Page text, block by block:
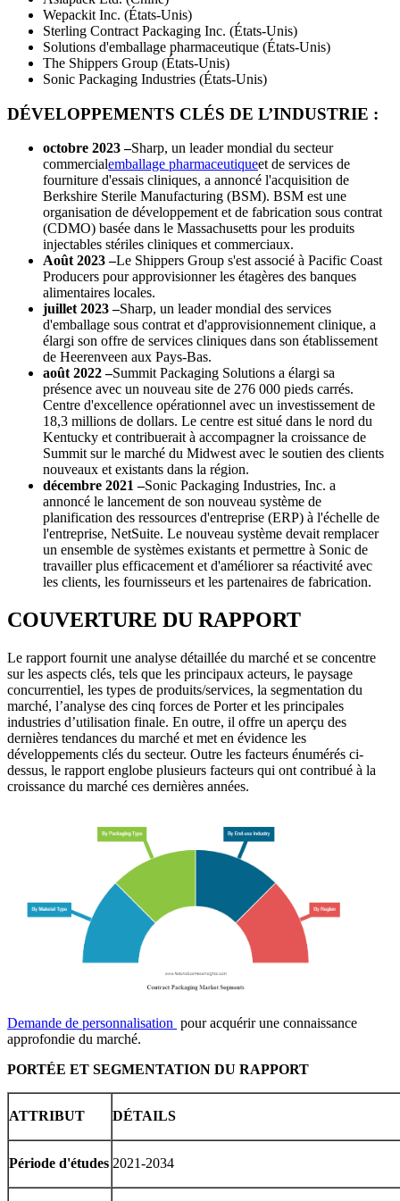
Wepackit Inc. (États-Unis)
Sterling Contract Packaging Inc. (États-Unis)
Solutions d'emballage pharmaceutique (États-Unis)
The Shippers Group (États-Unis)
Sonic Packaging Industries (États-Unis)
DÉVELOPPEMENTS CLÉS DE L’INDUSTRIE :
octobre 2023 –Sharp, un leader mondial du secteur
commercialemballage pharmaceutiqueet de services de
fourniture d'essais cliniques, a annoncé l'acquisition de
Berkshire Sterile Manufacturing (BSM). BSM est une
organisation de développement et de fabrication sous contrat
(CDMO) basée dans le Massachusetts pour les produits
injectables stériles cliniques et commerciaux.
Août 2023 –Le Shippers Group s'est associé à Pacific Coast
Producers pour approvisionner les étagères des banques
alimentaires locales.
juillet 2023 –Sharp, un leader mondial des services
d'emballage sous contrat et d'approvisionnement clinique, a
élargi son offre de services cliniques dans son établissement
de Heerenveen aux Pays-Bas.
août 2022 –Summit Packaging Solutions a élargi sa
présence avec un nouveau site de 276 000 pieds carrés.
Centre d'excellence opérationnel avec un investissement de
18,3 millions de dollars. Le centre est situé dans le nord du
Kentucky et contribuerait à accompagner la croissance de
Summit sur le marché du Midwest avec le soutien des clients
nouveaux et existants dans la région.
décembre 2021 –Sonic Packaging Industries, Inc. a
annoncé le lancement de son nouveau système de
planification des ressources d'entreprise (ERP) à l'échelle de
l'entreprise, NetSuite. Le nouveau système devait remplacer
un ensemble de systèmes existants et permettre à Sonic de
travailler plus efficacement et d'améliorer sa réactivité avec
les clients, les fournisseurs et les partenaires de fabrication.
COUVERTURE DU RAPPORT
Le rapport fournit une analyse détaillée du marché et se concentre
sur les aspects clés, tels que les principaux acteurs, le paysage
concurrentiel, les types de produits/services, la segmentation du
marché, l’analyse des cinq forces de Porter et les principales
industries d’utilisation finale. En outre, il offre un aperçu des
dernières tendances du marché et met en évidence les
développements clés du secteur. Outre les facteurs énumérés ci-
dessus, le rapport englobe plusieurs facteurs qui ont contribué à la
croissance du marché ces dernières années.
Demande de personnalisation pour acquérir une connaissance
approfondie du marché.
PORTÉE ET SEGMENTATION DU RAPPORT
ATTRIBUT DÉTAILS
Période d'études 2021-2034